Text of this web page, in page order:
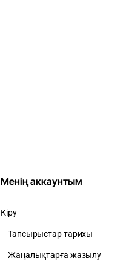
Менің аккаунтым
Кіру
Тапсырыстар тарихы
Жаңалықтарға жазылу